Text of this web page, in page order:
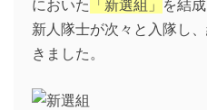
においた 「新選組」 を結成
新人隊士が次々と入隊し
きました。